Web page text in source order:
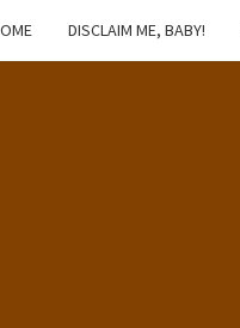
DISCLAIM ME, BABY!